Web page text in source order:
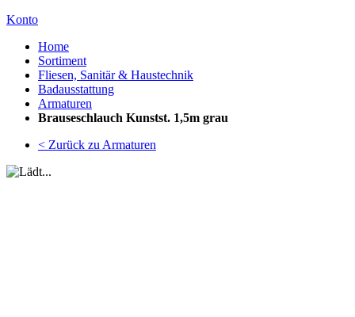
Konto
Home
Sortiment
Fliesen, Sanitär & Haustechnik
Badausstattung
Armaturen
Brauseschlauch Kunstst. 1,5m grau
< Zurück zu Armaturen